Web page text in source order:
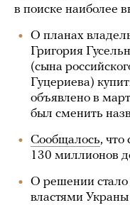
в поиске наиболее
О планах
Григория
(сына
Гуцериева)
объявлено в
был сменить
Сообщалось, что
130 миллионов
О решении стало
властями